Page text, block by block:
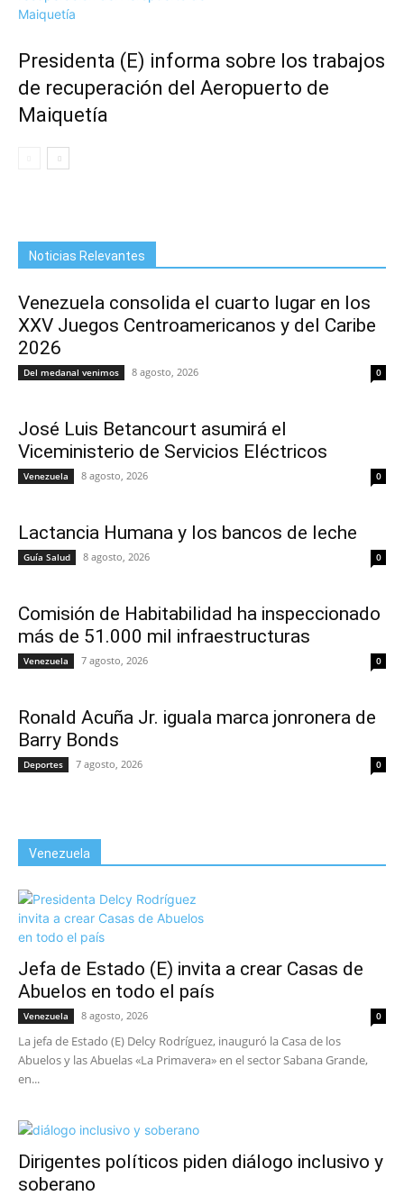
Presidenta (E) informa sobre los trabajos
de recuperación del Aeropuerto de
Maiquetía
Noticias Relevantes
Venezuela consolida el cuarto lugar en los
XXV Juegos Centroamericanos y del Caribe
2026
Del medanal venimos 8 agosto, 2026 0
José Luis Betancourt asumirá el
Viceministerio de Servicios Eléctricos
Venezuela 8 agosto, 2026 0
Lactancia Humana y los bancos de leche
Guía Salud 8 agosto, 2026 0
Comisión de Habitabilidad ha inspeccionado
más de 51.000 mil infraestructuras
Venezuela 7 agosto, 2026 0
Ronald Acuña Jr. iguala marca jonronera de
Barry Bonds
Deportes 7 agosto, 2026 0
Venezuela
Jefa de Estado (E) invita a crear Casas de
Abuelos en todo el país
Venezuela 8 agosto, 2026 0
La jefa de Estado (E) Delcy Rodríguez, inauguró la Casa de los
Abuelos y las Abuelas «La Primavera» en el sector Sabana Grande,
en...
Dirigentes políticos piden diálogo inclusivo y
soberano